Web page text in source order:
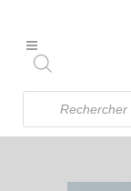
Recherche
produits